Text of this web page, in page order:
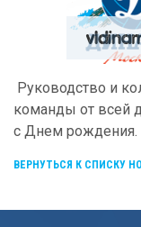
Руководство и
команды от всей
с Днем рождения.
ВЕРНУТЬСЯ К СПИСКУ